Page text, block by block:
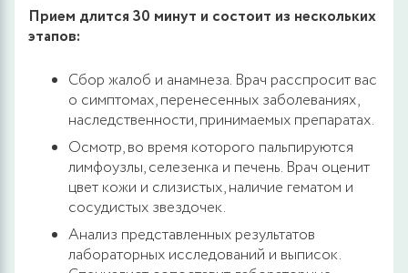
Прием длится 30 минут и состоит из нескольких
этапов:
Сбор жалоб и анамнеза. Врач расспросит вас
о симптомах, перенесенных заболеваниях,
наследственности, принимаемых препаратах.
Осмотр, во время которого пальпируются
лимфоузлы, селезенка и печень. Врач оценит
цвет кожи и слизистых, наличие гематом и
сосудистых звездочек.
Анализ представленных результатов
лабораторных исследований и выписок.